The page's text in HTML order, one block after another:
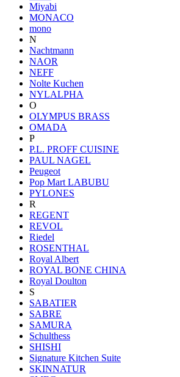
Miyabi
MONACO
mono
N
Nachtmann
NAOR
NEFF
Nolte Kuchen
NYLALPHA
O
OLYMPUS BRASS
OMADA
P
P.L. PROFF CUISINE
PAUL NAGEL
Peugeot
Pop Mart LABUBU
PYLONES
R
REGENT
REVOL
Riedel
ROSENTHAL
Royal Albert
ROYAL BONE CHINA
Royal Doulton
S
SABATIER
SABRE
SAMURA
Schulthess
SHISHI
Signature Kitchen Suite
SKINNATUR